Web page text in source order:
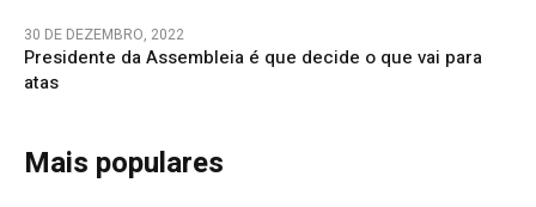
30 DE DEZEMBRO, 2022
Presidente da Assembleia é que decide o que vai para
atas
Mais populares